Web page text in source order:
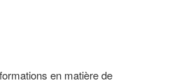
en matière de